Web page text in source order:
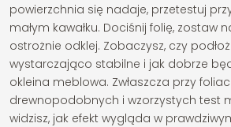
powierzchnia się nadaje, przetestuj
małym kawałku. Dociśnij folię, zostaw
ostrożnie odklej. Zobaczysz, czy
wystarczająco stabilne i jak dobrze
okleina meblowa. Zwłaszcza przy
drewnopodobnych i wzorzystych test
widzisz, jak efekt wygląda w